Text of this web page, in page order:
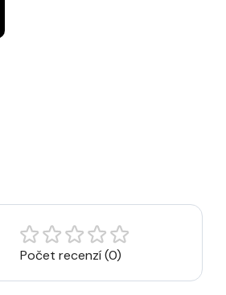
Počet recenzí (0)